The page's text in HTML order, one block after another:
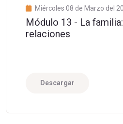
Miércoles 08 de Marzo del
Módulo 13 - La
relaciones
Descargar